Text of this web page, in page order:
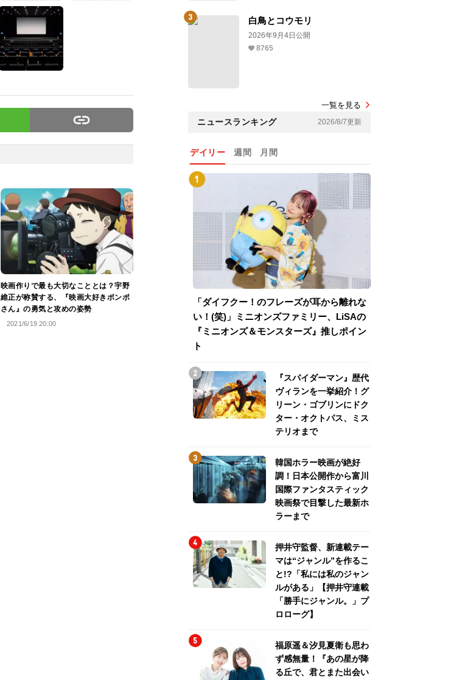
映画作りで最も大切なこととは？宇野
維正が称賛する、『映画大好きポンポ
さん』の勇気と攻めの姿勢
2021/6/19 20:00
白鳥とコウモリ
2026年9月4日公開
8765
一覧を見る
ニュースランキング 2026/8/7更新
デイリー 週間 月間
「ダイフクー！のフレーズが耳から離れな
い！(笑)」ミニオンズファミリー、LiSAの
『ミニオンズ＆モンスターズ』推しポイン
ト
『スパイダーマン』歴代
ヴィランを一挙紹介！グ
リーン・ゴブリンにドク
ター・オクトパス、ミス
テリオまで
韓国ホラー映画が絶好
調！日本公開作から富川
国際ファンタスティック
映画祭で目撃した最新ホ
ラーまで
押井守監督、新連載テー
マは“ジャンル”を作るこ
と!?「私には私のジャン
ルがある」【押井守連載
「勝手にジャンル。」プ
ロローグ】
福原遥＆汐見夏衛も思わ
ず感無量！『あの星が降
る丘で、君とまた出会い